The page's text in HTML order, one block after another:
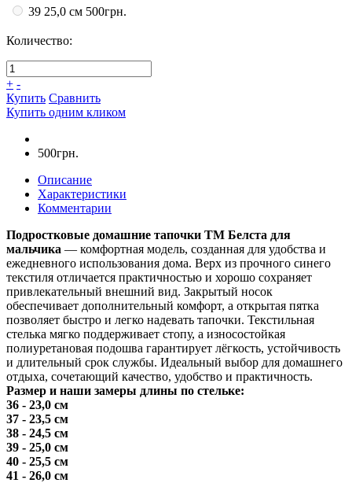
39 25,0 см 500грн.
Количество:
+ -
Купить Сравнить
Купить одним кликом
500грн.
Описание
Характеристики
Комментарии
Подростковые домашние тапочки ТМ Белста для
мальчика — комфортная модель, созданная для удобства и
ежедневного использования дома. Верх из прочного синего
текстиля отличается практичностью и хорошо сохраняет
привлекательный внешний вид. Закрытый носок
обеспечивает дополнительный комфорт, а открытая пятка
позволяет быстро и легко надевать тапочки. Текстильная
стелька мягко поддерживает стопу, а износостойкая
полиуретановая подошва гарантирует лёгкость, устойчивость
и длительный срок службы. Идеальный выбор для домашнего
отдыха, сочетающий качество, удобство и практичность.
Размер и наши замеры длины по стельке:
36 - 23,0 см
37 - 23,5 см
38 - 24,5 см
39 - 25,0 см
40 - 25,5 см
41 - 26,0 см